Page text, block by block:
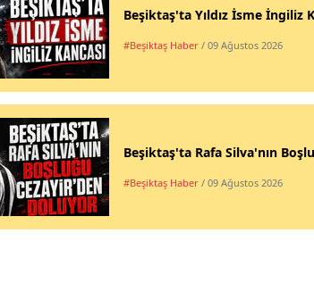
Beşiktaş'ta Yıldız İsme İngiliz
#Beşiktaş Haber / 09 Ağustos 2026
Beşiktaş'ta Rafa Silva'nın
#Beşiktaş Haber / 09 Ağustos 2026